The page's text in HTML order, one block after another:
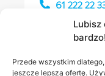
Lubisz
bardzo!
Przede wszystkim
jeszcze lepszą ofertę.
61 222 22